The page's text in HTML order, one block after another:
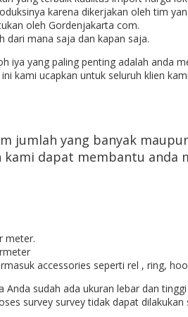
karena dikerjakan oleh tim
oleh Gordenjakarta com.
dari mana saja dan kapan saja.
iya yang paling penting adalah anda
kami ucapkan untuk seluruh klien
jumlah yang banyak
dapat membantu
meter.
accessories seperti rel , ring,
sudah ada ukuran lebar dan
survey survey tidak dapat